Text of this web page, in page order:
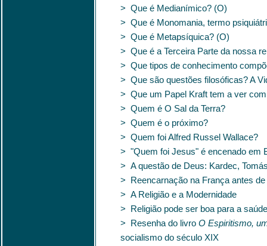
> Que é Medianímico? (O)
> Que é Monomania, termo
> Que é Metapsíquica? (O)
> Que é a Terceira Parte da nossa
> Que tipos de conhecimento
> Que são questões filosóficas? A
> Que um Papel Kraft tem a ver
> Quem é O Sal da Terra?
> Quem é o próximo?
> Quem foi Alfred Russel Wallace?
> "Quem foi Jesus" é encenado em
> A questão de Deus: Kardec,
> Reencarnação na França antes
> A Religião e a Modernidade
> Religião pode ser boa para a
> Resenha do livro O Espiritismo,
socialismo do século XIX